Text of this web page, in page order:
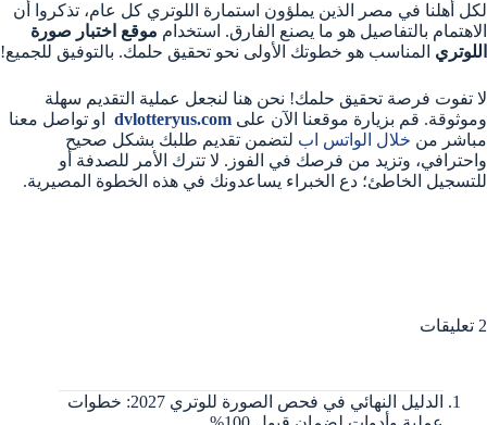
لكل أهلنا في مصر الذين يملؤون استمارة اللوتري كل عام، تذكروا أن
الاهتمام بالتفاصيل هو ما يصنع الفارق. استخدام موقع اختبار صورة
اللوتري المناسب هو خطوتك الأولى نحو تحقيق حلمك. بالتوفيق للجميع!
لا تفوت فرصة تحقيق حلمك! نحن هنا لنجعل عملية التقديم سهلة
وموثوقة. قم بزيارة موقعنا الآن على dvlotteryus.com او تواصل معنا
مباشر من خلال الواتس اب لتضمن تقديم طلبك بشكل صحيح
واحترافي، وتزيد من فرصك في الفوز. لا تترك الأمر للصدفة أو
للتسجيل الخاطئ؛ دع الخبراء يساعدونك في هذه الخطوة المصيرية.
2 تعليقات
الدليل النهائي في فحص الصورة للوتري 2027: خطوات